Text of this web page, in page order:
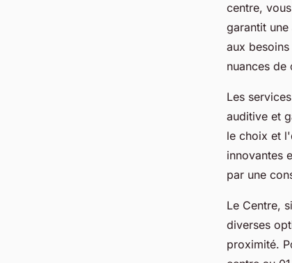
centre,
garantit
aux
nuances de
Les
auditive et
le choix et
innovantes
par une
Le Centre,
diverses
proximité.